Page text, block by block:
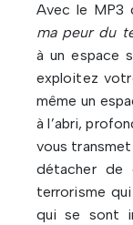
Avec le MP3
ma peur du
à un espace
exploitez
même un
à l’abri,
vous
détacher de
terrorisme
qui se sont